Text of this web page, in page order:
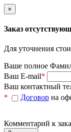
×
Заказ
Для уточнения
Ваше полное
Ваш E-mail*
Ваш контактный
*
Договор на
Комментарий к